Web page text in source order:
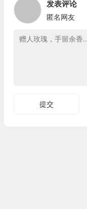
发表评论
匿名网友
提交